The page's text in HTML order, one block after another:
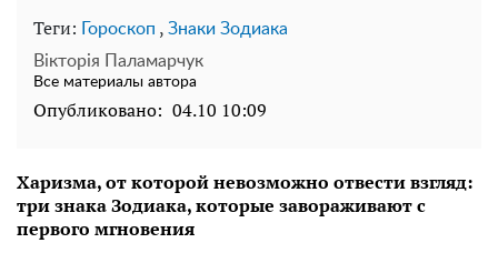
Теги: Гороскоп , Знаки Зодиака
Вікторія Паламарчук
Все материалы автора
Опубликовано: 04.10 10:09
Харизма, от которой невозможно отвести взгляд:
три знака Зодиака, которые завораживают с
первого мгновения